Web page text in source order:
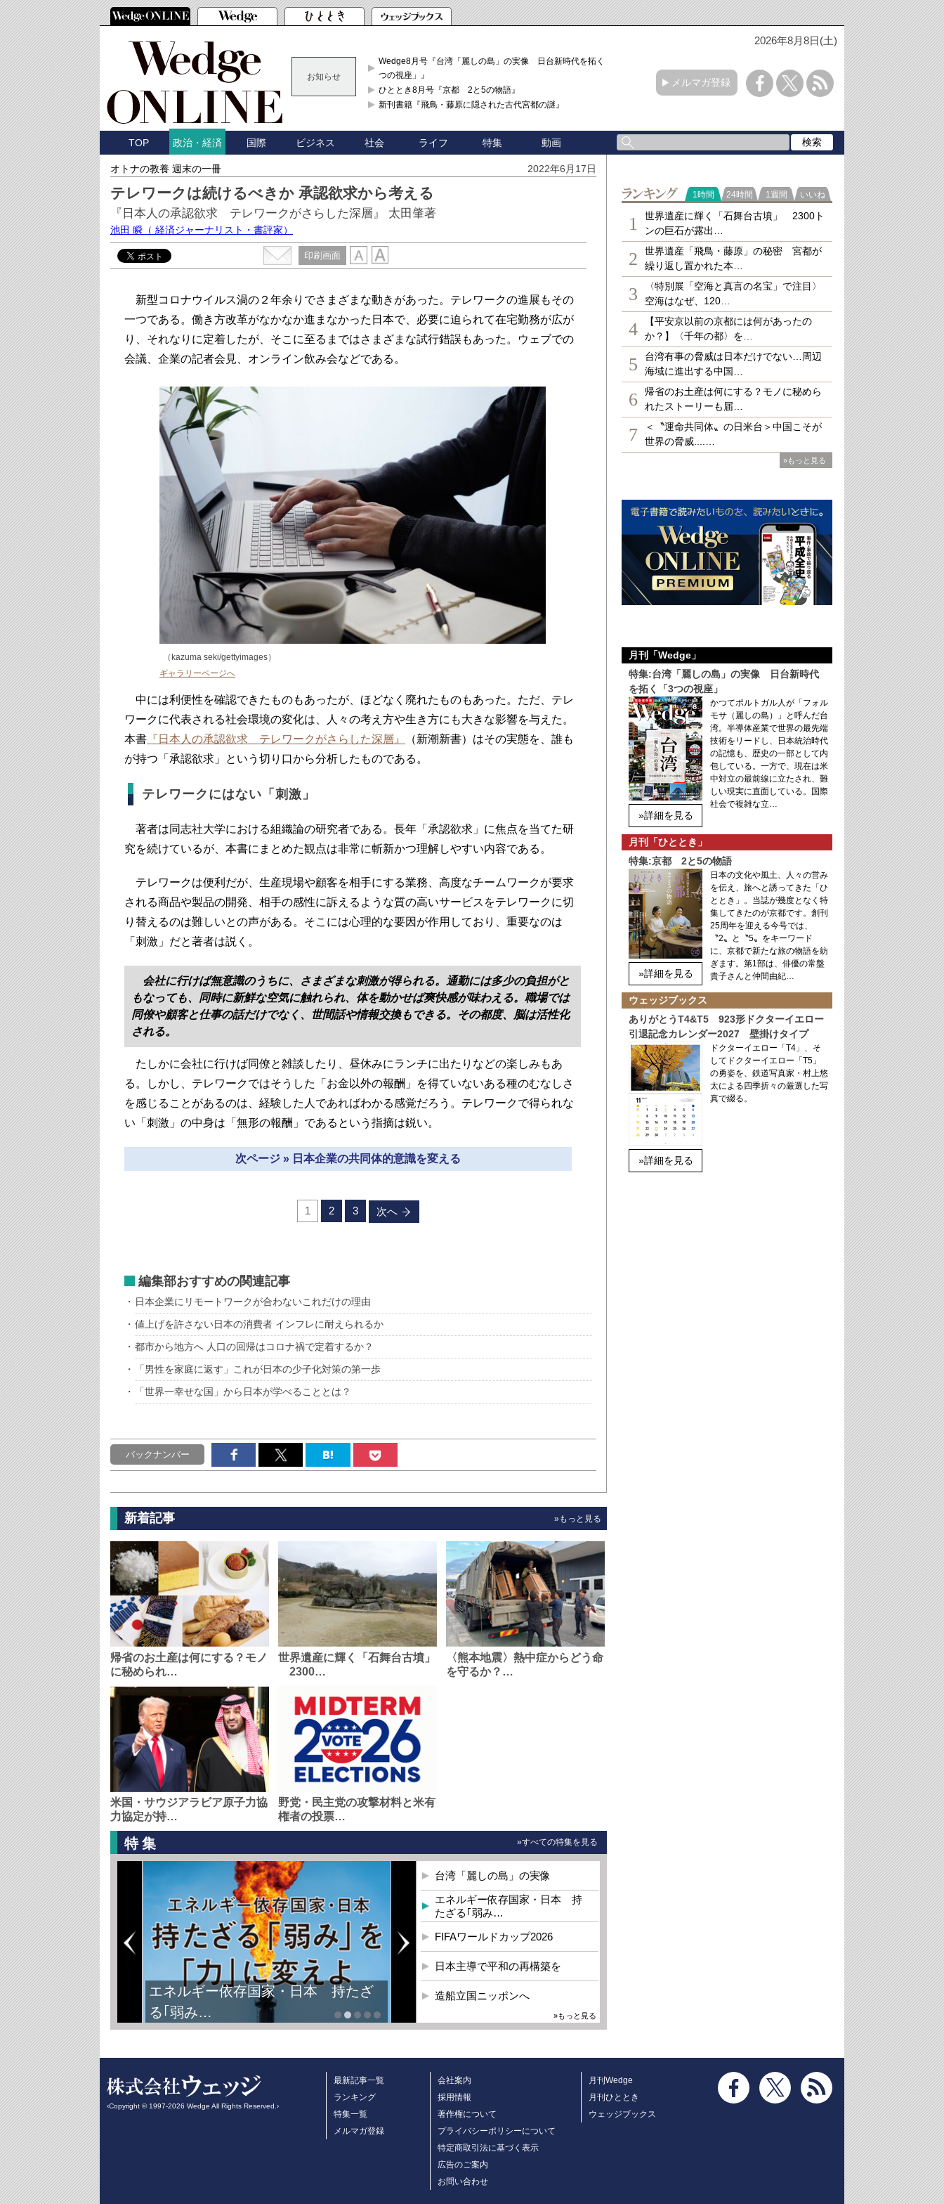
2026年8月8日(土)
お知らせ
Wedge8月号『台湾「麗しの島」の実像 日台新時代を拓く「3
つの視座」』
ひととき8月号『京都 2と5の物語』
新刊書籍『飛鳥・藤原に隠された古代宮都の謎』
メルマガ登録
TOP 政治・経済 国際 ビジネス 社会 ライフ 特集 動画
オトナの教養 週末の一冊 2022年6月17日
テレワークは続けるべきか 承認欲求から考える
『日本人の承認欲求 テレワークがさらした深層』 太田肇著
池田 瞬 （ 経済ジャーナリスト・書評家）
印刷画面
新型コロナウイルス渦の２年余りでさまざまな動きがあった。テレワークの進展もその
一つである。働き方改革がなかなか進まなかった日本で、必要に迫られて在宅勤務が広が
り、それなりに定着したが、そこに至るまではさまざまな試行錯誤もあった。ウェブでの
会議、企業の記者会見、オンライン飲み会などである。
（kazuma seki/gettyimages）
ギャラリーページへ
中には利便性を確認できたものもあったが、ほどなく廃れたものもあった。ただ、テレ
ワークに代表される社会環境の変化は、人々の考え方や生き方にも大きな影響を与えた。
本書 『日本人の承認欲求 テレワークがさらした深層』
（新潮新書）はその実態を、誰も
が持つ「承認欲求」という切り口から分析したものである。
テレワークにはない「刺激」
著者は同志社大学における組織論の研究者である。長年「承認欲求」に焦点を当てた研
究を続けているが、本書にまとめた観点は非常に斬新かつ理解しやすい内容である。
テレワークは便利だが、生産現場や顧客を相手にする業務、高度なチームワークが要求
される商品や製品の開発、相手の感性に訴えるような質の高いサービスをテレワークに切
り替えるのは難しいとの声がある。そこには心理的な要因が作用しており、重要なのは
「刺激」だと著者は説く。
会社に行けば無意識のうちに、さまざまな刺激が得られる。通勤には多少の負担がと
もなっても、同時に新鮮な空気に触れられ、体を動かせば爽快感が味わえる。職場では
同僚や顧客と仕事の話だけでなく、世間話や情報交換もできる。その都度、脳は活性化
される。
たしかに会社に行けば同僚と雑談したり、昼休みにランチに出たりなどの楽しみもあ
る。しかし、テレワークではそうした「お金以外の報酬」を得ていないある種のむなしさ
を感じることがあるのは、経験した人であればわかる感覚だろう。テレワークで得られな
い「刺激」の中身は「無形の報酬」であるという指摘は鋭い。
次ページ » 日本企業の共同体的意識を変える
1 2 3 次へ
編集部おすすめの関連記事
日本企業にリモートワークが合わないこれだけの理由
値上げを許さない日本の消費者 インフレに耐えられるか
都市から地方へ 人口の回帰はコロナ禍で定着するか？
「男性を家庭に返す」これが日本の少子化対策の第一歩
「世界一幸せな国」から日本が学べることとは？
バックナンバー
新着記事 »もっと見る
帰省のお土産は何にする？モノ
に秘められ…
世界遺産に輝く「石舞台古墳」
2300…
〈熊本地震〉熱中症からどう命
を守るか？…
米国・サウジアラビア原子力協
力協定が持…
野党・民主党の攻撃材料と米有
権者の投票…
特集 »すべての特集を見る
エネルギー依存国家・日本 持たざ
る｢弱み…
台湾「麗しの島」の実像
エネルギー依存国家・日本 持
たざる｢弱み…
FIFAワールドカップ2026
日本主導で平和の再構築を
造船立国ニッポンへ
»もっと見る
ランキング
1時間 24時間 1週間 いいね
1
世界遺産に輝く「石舞台古墳」 2300ト
ンの巨石が露出…
2
世界遺産「飛鳥・藤原」の秘密 宮都が
繰り返し置かれた本…
3
〈特別展「空海と真言の名宝」で注目〉
空海はなぜ、120…
4
【平安京以前の京都には何があったの
か？】〈千年の都〉を…
5
台湾有事の脅威は日本だけでない…周辺
海域に進出する中国…
6
帰省のお土産は何にする？モノに秘めら
れたストーリーも届…
7
＜〝運命共同体〟の日米台＞中国こそが
世界の脅威....…
»もっと見る
月刊「Wedge」
特集:台湾「麗しの島」の実像 日台新時代
を拓く「3つの視座」
»詳細を見る
かつてポルトガル人が「フォル
モサ（麗しの島）」と呼んだ台
湾。半導体産業で世界の最先端
技術をリードし、日本統治時代
の記憶も、歴史の一部として内
包している。一方で、現在は米
中対立の最前線に立たされ、難
しい現実に直面している。国際
社会で複雑な立…
月刊「ひととき」
特集:京都 2と5の物語
»詳細を見る
日本の文化や風土、人々の営み
を伝え、旅へと誘ってきた「ひ
ととき」。当誌が幾度となく特
集してきたのが京都です。創刊
25周年を迎える今号では、
〝2〟と〝5〟をキーワード
に、京都で新たな旅の物語を紡
ぎます。第1部は、俳優の常盤
貴子さんと仲間由紀…
ウェッジブックス
ありがとうT4&T5 923形ドクターイエロー
引退記念カレンダー2027 壁掛けタイプ
»詳細を見る
ドクターイエロー「T4」、そ
してドクターイエロー「T5」
の勇姿を、鉄道写真家・村上悠
太による四季折々の厳選した写
真で綴る。
‹Copyright © 1997-2026 Wedge All Rights Reserved.›
最新記事一覧
ランキング
特集一覧
メルマガ登録
会社案内
採用情報
著作権について
プライバシーポリシーについて
特定商取引法に基づく表示
広告のご案内
お問い合わせ
月刊Wedge
月刊ひととき
ウェッジブックス